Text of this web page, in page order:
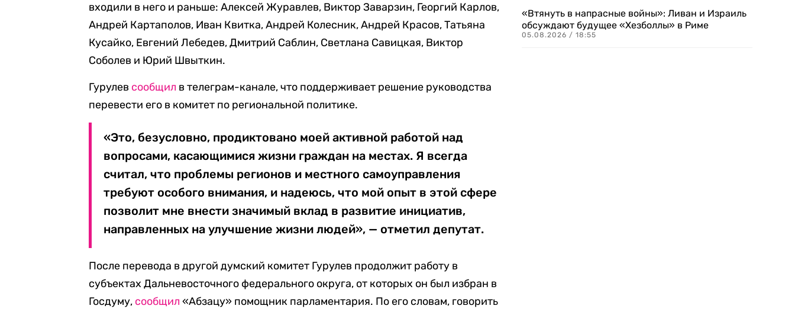
входили в него и раньше: Алексей Журавлев, Виктор Заварзин, Георгий Карлов,
Андрей Картаполов, Иван Квитка, Андрей Колесник, Андрей Красов, Татьяна
Кусайко, Евгений Лебедев, Дмитрий Саблин, Светлана Савицкая, Виктор
Соболев и Юрий Швыткин.
Гурулев сообщил в телеграм-канале, что поддерживает решение руководства
перевести его в комитет по региональной политике.
«Это, безусловно, продиктовано моей активной работой над
вопросами, касающимися жизни граждан на местах. Я всегда
считал, что проблемы регионов и местного самоуправления
требуют особого внимания, и надеюсь, что мой опыт в этой сфере
позволит мне внести значимый вклад в развитие инициатив,
направленных на улучшение жизни людей», — отметил депутат.
После перевода в другой думский комитет Гурулев продолжит работу в
субъектах Дальневосточного федерального округа, от которых он был избран в
Госдуму, сообщил «Абзацу» помощник парламентария. По его словам, говорить
«Втянуть в напрасные войны»: Ливан и Израиль
обсуждают будущее «Хезболлы» в Риме
05.08.2026 / 18:55